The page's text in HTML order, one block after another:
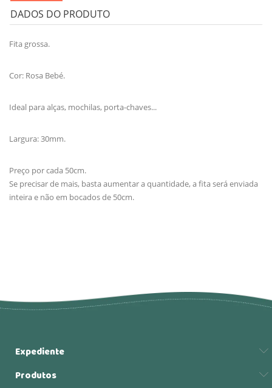
DADOS DO PRODUTO
Fita grossa.
Cor: Rosa Bebé.
Ideal para alças, mochilas, porta-chaves...
Largura: 30mm.
Preço por cada 50cm.
Se precisar de mais, basta aumentar a quantidade, a fita será enviada
inteira e não em bocados de 50cm.
Expediente
Produtos